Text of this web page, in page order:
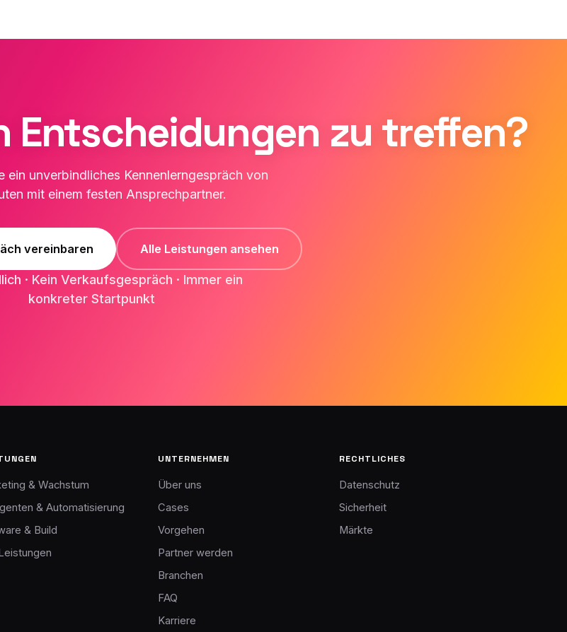
Entscheidungen zu treffen?
ein unverbindliches Kennenlerngespräch von
mit einem festen Ansprechpartner.
vereinbaren Alle Leistungen ansehen
· Kein Verkaufsgespräch · Immer ein
konkreter Startpunkt
& Wachstum
& Automatisierung
& Build
UNTERNEHMEN
Über uns
Cases
Vorgehen
Partner werden
Branchen
FAQ
Karriere
RECHTLICHES
Datenschutz
Sicherheit
Märkte